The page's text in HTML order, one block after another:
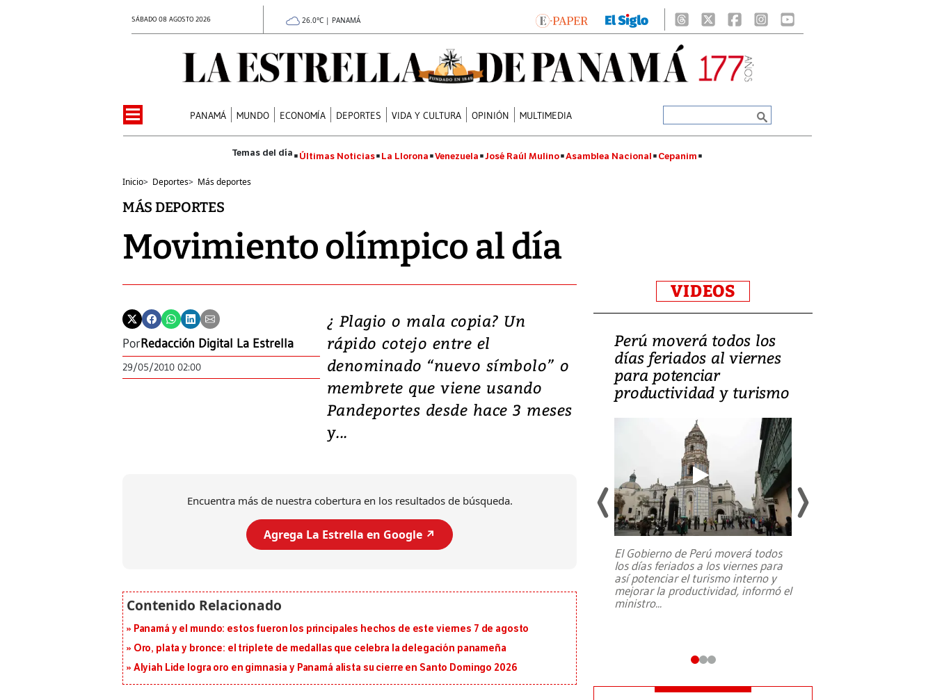
SÁBADO 08 AGOSTO 2026 26.0°C | PANAMÁ
PANAMÁ MUNDO ECONOMÍA DEPORTES VIDA Y CULTURA OPINIÓN MULTIMEDIA
Últimas Noticias La Llorona Venezuela José Raúl Mulino Asamblea Nacional Cepanim
Inicio> Deportes> Más deportes
MÁS DEPORTES
Movimiento olímpico al día
PorRedacción Digital La Estrella
29/05/2010 02:00
¿ Plagio o mala copia? Un
rápido cotejo entre el
denominado “nuevo símbolo” o
membrete que viene usando
Pandeportes desde hace 3 meses
y...
Encuentra más de nuestra cobertura en los resultados de búsqueda.
Agrega La Estrella en Google ↗️
Panamá y el mundo: estos fueron los principales hechos de este viernes 7 de agosto
Oro, plata y bronce: el triplete de medallas que celebra la delegación panameña
Alyiah Lide logra oro en gimnasia y Panamá alista su cierre en Santo Domingo 2026
VIDEOS
Video: Lula lanza su
candidatura con
promesas de inversión
en defensa, educación y
tierras raras
presidente de Brasil, Luiz Inácio Lula
Perú moverá todos los
días feriados al viernes
para potenciar
productividad y turismo
El Gobierno de Perú moverá todos
los días feriados a los viernes para
así potenciar el turismo interno y
mejorar la productividad, informó el
ministro...